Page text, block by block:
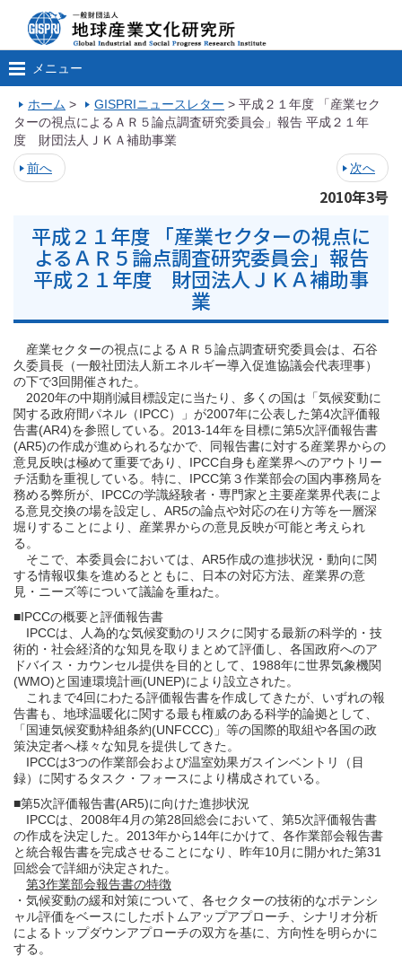
メニュー
ホーム > GISPRIニュースレター > 平成２１年度 「産業セク
ターの視点によるＡＲ５論点調査研究委員会」報告 平成２１年
度 財団法人ＪＫＡ補助事業
前へ
次へ
2010年3号
平成２１年度 「産業セクターの視点に
よるＡＲ５論点調査研究委員会」報告
平成２１年度 財団法人ＪＫＡ補助事
業
産業セクターの視点によるＡＲ５論点調査研究委員会は、石谷
久委員長（一般社団法人新エネルギー導入促進協議会代表理事）
の下で3回開催された。
2020年の中期削減目標設定に当たり、多くの国は「気候変動に
関する政府間パネル（IPCC）」が2007年に公表した第4次評価報
告書(AR4)を参照している。2013-14年を目標に第5次評価報告書
(AR5)の作成が進められるなかで、同報告書に対する産業界からの
意見反映は極めて重要であり、IPCC自身も産業界へのアウトリー
チ活動を重視している。特に、IPCC第３作業部会の国内事務局を
務める弊所が、IPCCの学識経験者・専門家と主要産業界代表によ
る意見交換の場を設定し、AR5の論点や対応の在り方等を一層深
堀りすることにより、産業界からの意見反映が可能と考えられ
る。
そこで、本委員会においては、AR5作成の進捗状況・動向に関
する情報収集を進めるとともに、日本の対応方法、産業界の意
見・ニーズ等について議論を重ねた。
■IPCCの概要と評価報告書
IPCCは、人為的な気候変動のリスクに関する最新の科学的・技
術的・社会経済的な知見を取りまとめて評価し、各国政府へのア
ドバイス・カウンセル提供を目的として、1988年に世界気象機関
(WMO)と国連環境計画(UNEP)により設立された。
これまで4回にわたる評価報告書を作成してきたが、いずれの報
告書も、地球温暖化に関する最も権威のある科学的論拠として、
「国連気候変動枠組条約(UNFCCC)」等の国際的取組や各国の政
策決定者へ様々な知見を提供してきた。
IPCCは3つの作業部会および温室効果ガスインベントリ（目
録）に関するタスク・フォースにより構成されている。
■第5次評価報告書(AR5)に向けた進捗状況
IPCCは、2008年4月の第28回総会において、第5次評価報告書
の作成を決定した。2013年から14年にかけて、各作業部会報告書
と統合報告書を完成させることになり、昨年10月に開かれた第31
回総会で詳細が決定された。
第3作業部会報告書の特徴
・気候変動の緩和対策について、各セクターの技術的なポテンシ
ャル評価をベースにしたボトムアップアプローチ、シナリオ分析
によるトップダウンアプローチの双方を基に、方向性を明らかに
する。